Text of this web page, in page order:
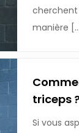
cherchent
manière […]
triceps
Si vous